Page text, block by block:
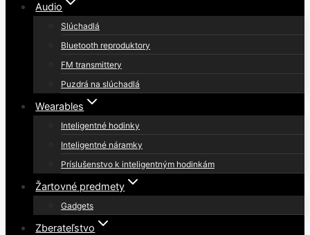
Audio
Slúchadlá
Bluetooth reproduktory
FM transmittery
Puzdrá na slúchadlá
Wearables
Inteligentné hodinky
Inteligentné náramky
Príslušenstvo k inteligentným hodinkám
Žartovné predmety
Gadgets
Zberateľstvo